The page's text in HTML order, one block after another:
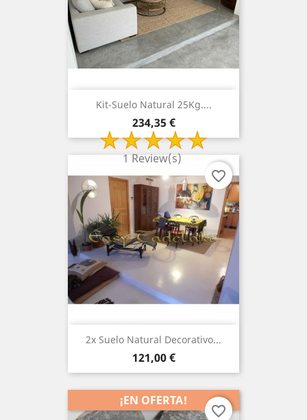
Kit-Suelo Natural 25Kg....
Precio
234,35 €
1 Review(s)
2x Suelo Natural Decorativo...
Precio
121,00 €
favorite_border
¡EN OFERTA!
favorite_border